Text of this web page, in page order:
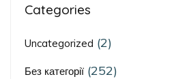
Categories
Uncategorized (2)
Без категорії (252)